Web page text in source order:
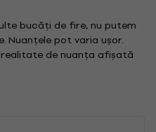
bucăți de fire, nu putem
Nuanțele pot varia ușor.
de nuanța afișată